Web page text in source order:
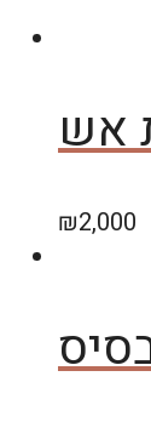
₪2,000